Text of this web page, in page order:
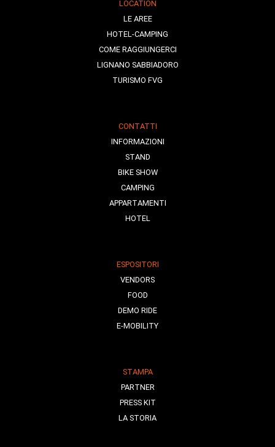
LOCATION
LE AREE
HOTEL-CAMPING
COME RAGGIUNGERCI
LIGNANO SABBIADORO
TURISMO FVG
CONTATTI
INFORMAZIONI
STAND
BIKE SHOW
CAMPING
APPARTAMENTI
HOTEL
ESPOSITORI
VENDORS
FOOD
DEMO RIDE
E-MOBILITY
STAMPA
PARTNER
PRESS KIT
LA STORIA